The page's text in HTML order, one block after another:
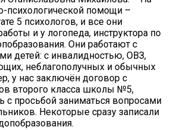
психологической помощи –
5 психологов, и все они
и у логопеда, инструктора по
Они работают с
детей: с инвалидностью, ОВЗ,
неблагополучных и обычных
у нас заключён договор с
второго класса школы №5,
с просьбой заниматься вопросами
Некоторые сразу записали